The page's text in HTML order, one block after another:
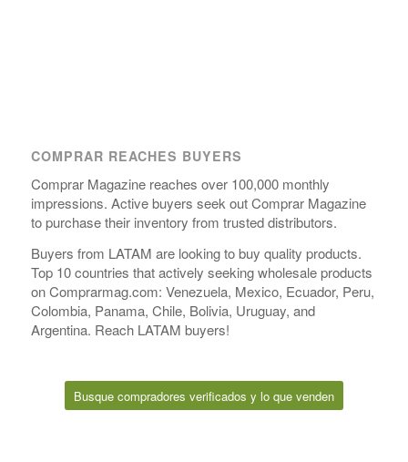
COMPRAR REACHES BUYERS
Comprar Magazine reaches over 100,000 monthly
impressions. Active buyers seek out Comprar Magazine
to purchase their inventory from trusted distributors.
Buyers from LATAM are looking to buy quality products.
Top 10 countries that actively seeking wholesale products
on Comprarmag.com: Venezuela, Mexico, Ecuador, Peru,
Colombia, Panama, Chile, Bolivia, Uruguay, and
Argentina. Reach LATAM buyers!
Busque compradores verificados y lo que venden